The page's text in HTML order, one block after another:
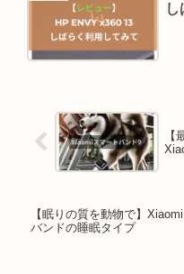
【
【眠りの質を動物で】
バンドの睡眠タイプ